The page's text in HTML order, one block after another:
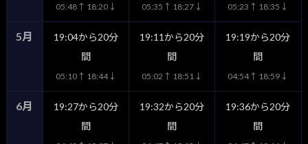
05:48↑ 18:20↓ 05:35↑ 18:27↓ 05:23↑ 18:35↓
5月
19:04から20分
間
05:10↑ 18:44↓
19:11から20分
間
05:02↑ 18:51↓
19:19から20分
間
04:54↑ 18:59↓
6月
19:27から20分
間
19:32から20分
間
19:36から20分
間